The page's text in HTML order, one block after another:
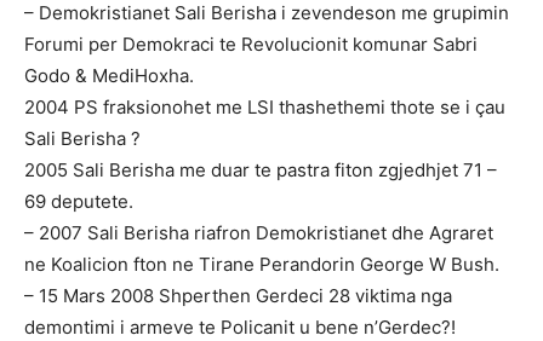
– Demokristianet Sali Berisha i zevendeson me grupimin
Forumi per Demokraci te Revolucionit komunar Sabri
Godo & MediHoxha.
2004 PS fraksionohet me LSI thashethemi thote se i çau
Sali Berisha ?
2005 Sali Berisha me duar te pastra fiton zgjedhjet 71 –
69 deputete.
– 2007 Sali Berisha riafron Demokristianet dhe Agraret
ne Koalicion fton ne Tirane Perandorin George W Bush.
– 15 Mars 2008 Shperthen Gerdeci 28 viktima nga
demontimi i armeve te Policanit u bene n’Gerdec?!